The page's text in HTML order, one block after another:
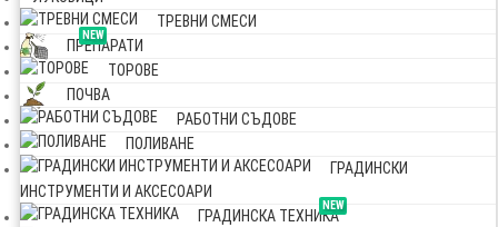
ТРЕВНИ СМЕСИ
NEW
ПРЕПАРАТИ
ТОРОВЕ
ПОЧВА
РАБОТНИ СЪДОВЕ
ПОЛИВАНЕ
ГРАДИНСКИ
ИНСТРУМЕНТИ И АКСЕСОАРИ
NEW
ГРАДИНСКА ТЕХНИКА